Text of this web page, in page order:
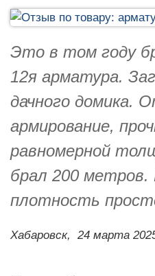
Это в том году
12я арматура.
дачного домика.
армирование,
равномерной
брал 200
плотность
Хабаровск, 24 марта